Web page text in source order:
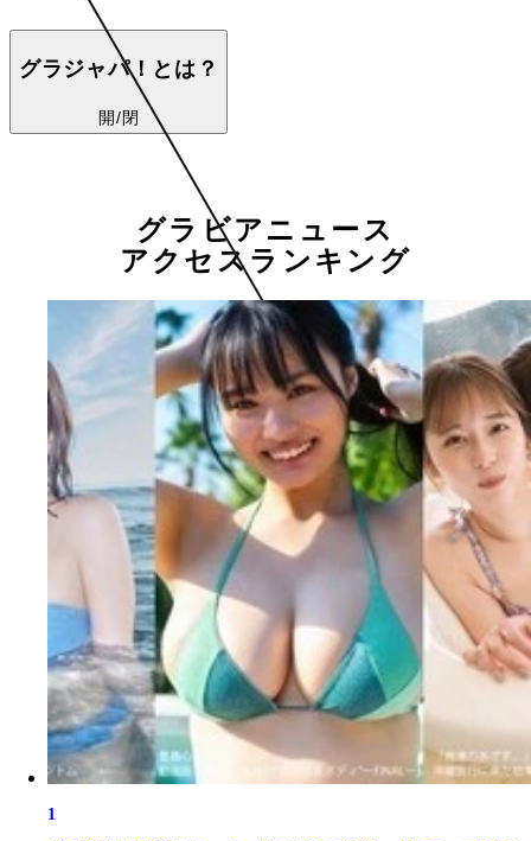
グラジャパ！とは？
開/閉
グラビアニュース
アクセスランキング
1